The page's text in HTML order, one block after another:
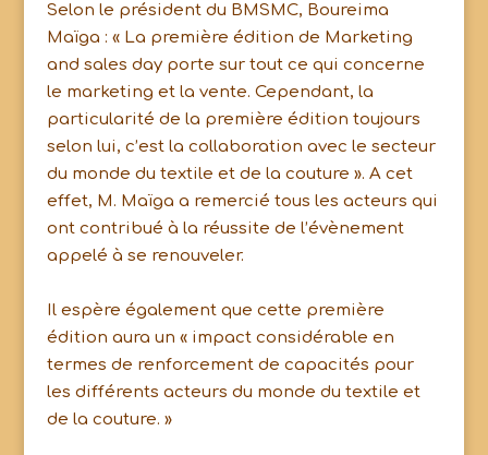
Selon le président du BMSMC, Boureima
Maïga : « La première édition de Marketing
and sales day porte sur tout ce qui concerne
le marketing et la vente. Cependant, la
particularité de la première édition toujours
selon lui, c’est la collaboration avec le secteur
du monde du textile et de la couture ». A cet
effet, M. Maïga a remercié tous les acteurs qui
ont contribué à la réussite de l’évènement
appelé à se renouveler.
Il espère également que cette première
édition aura un « impact considérable en
termes de renforcement de capacités pour
les différents acteurs du monde du textile et
de la couture. »